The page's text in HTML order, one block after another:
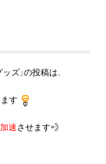
ズ」の投稿は、
す
加速させます💨